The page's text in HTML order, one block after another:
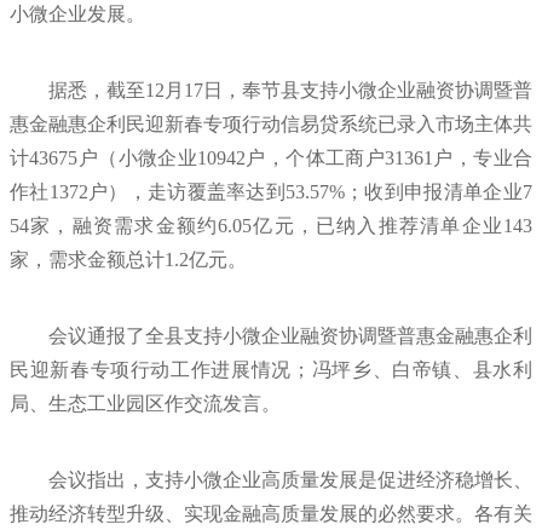
小微企业发展。
据悉，截至12月17日，奉节县支持小微企业融资协调暨普
惠金融惠企利民迎新春专项行动信易贷系统已录入市场主体共
计43675户（小微企业10942户，个体工商户31361户，专业合
作社1372户），走访覆盖率达到53.57%；收到申报清单企业7
54家，融资需求金额约6.05亿元，已纳入推荐清单企业143
家，需求金额总计1.2亿元。
会议通报了全县支持小微企业融资协调暨普惠金融惠企利
民迎新春专项行动工作进展情况；冯坪乡、白帝镇、县水利
局、生态工业园区作交流发言。
会议指出，支持小微企业高质量发展是促进经济稳增长、
推动经济转型升级、实现金融高质量发展的必然要求。各有关